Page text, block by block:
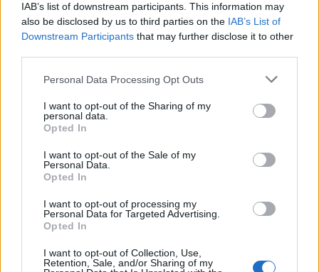
IAB’s list of downstream participants. This information may
also be disclosed by us to third parties on the IAB’s List of
Downstream Participants that may further disclose it to other
Personal Data Processing Opt Outs
I want to opt-out of the Sharing of my
personal data.
Opted In
I want to opt-out of the Sale of my
Personal Data.
Opted In
I want to opt-out of processing my
Personal Data for Targeted Advertising.
Opted In
I want to opt-out of Collection, Use,
Retention, Sale, and/or Sharing of my
2026. augusztus 06., csütörtök
Két csíki községben is elkezdték a
vezetéképítést